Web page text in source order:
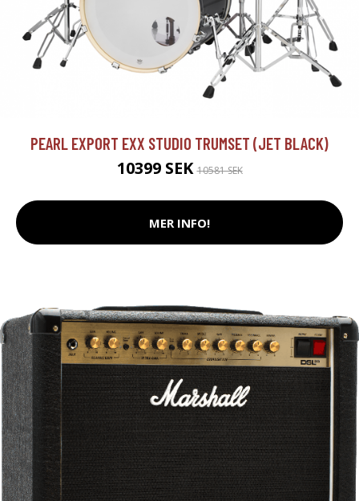
PEARL EXPORT EXX STUDIO TRUMSET (JET BLACK)
10399 SEK10581 SEK
MER INFO!